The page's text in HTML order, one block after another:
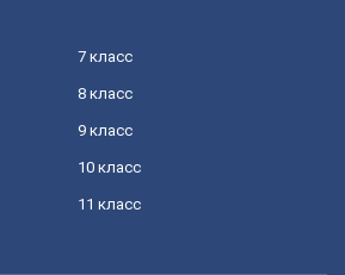
7 класс
8 класс
9 класс
10 класс
11 класс